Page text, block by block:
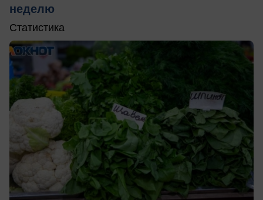
неделю
Статистика